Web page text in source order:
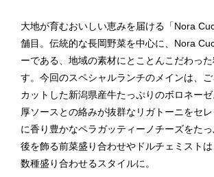
大地が育むおいしい恵みを届ける「Nora
舗目。伝統的な長岡野菜を中心に、Nora
ーである、地域の素材にとことんこだわっ
す。今回のスペシャルランチのメインは、
カットした新潟県産牛たっぷりのボロネー
厚ソースとの絡みが抜群なリガトーニをセ
に香り豊かなペラガッティーノチーズをた
後を飾る前菜盛り合わせやドルチェミスト
数種盛り合わせるスタイルに。